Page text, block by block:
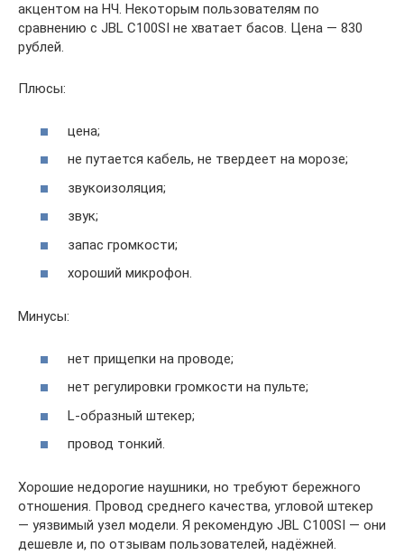
акцентом на НЧ. Некоторым пользователям по
сравнению с JBL C100SI не хватает басов. Цена — 830
рублей.
Плюсы:
цена;
не путается кабель, не твердеет на морозе;
звукоизоляция;
звук;
запас громкости;
хороший микрофон.
Минусы:
нет прищепки на проводе;
нет регулировки громкости на пульте;
L-образный штекер;
провод тонкий.
Хорошие недорогие наушники, но требуют бережного
отношения. Провод среднего качества, угловой штекер
— уязвимый узел модели. Я рекомендую JBL C100SI — они
дешевле и, по отзывам пользователей, надёжней.